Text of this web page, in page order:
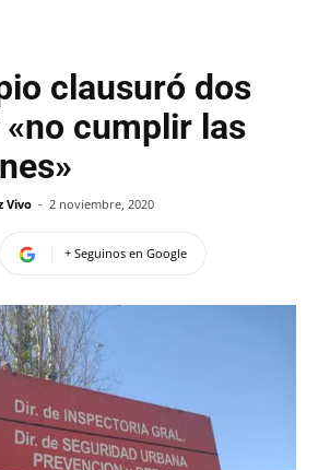
clausuró dos
cumplir las
Vivo - 2 noviembre, 2020
+ Seguinos en Google